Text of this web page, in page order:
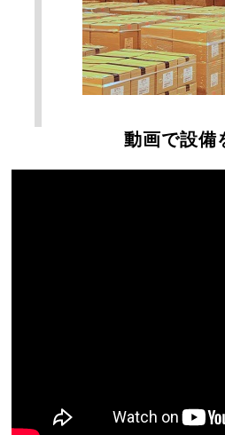
動画で設備